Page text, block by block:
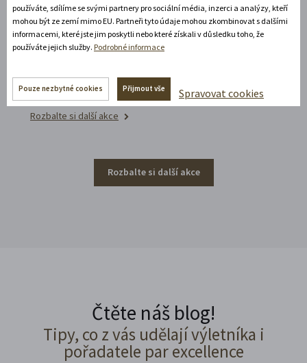
Poznejte vrcholně barokní architekturu v
působivém večerním hávu. Obětní stůl dýchá
světlem, paprsky laserového kříže protínají
umění.
Rozbalte si další akce
Rozbalte si další akce
Čtěte náš blog!
Tipy, co z vás udělají výletníka i
pořadatele par excellence
používáte, sdílíme se svými partnery pro sociální média, inzerci a analýzy, kteří
mohou být ze zemí mimo EU. Partneři tyto údaje mohou zkombinovat s dalšími
informacemi, které jste jim poskytli nebo které získali v důsledku toho, že
používáte jejich služby. Podrobné informace
Pouze nezbytné cookies Přijmout vše Spravovat cookies